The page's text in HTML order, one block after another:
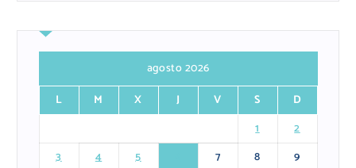
agosto 2026
L
M X J V S
D
1
2
3
4 5 7 8
9